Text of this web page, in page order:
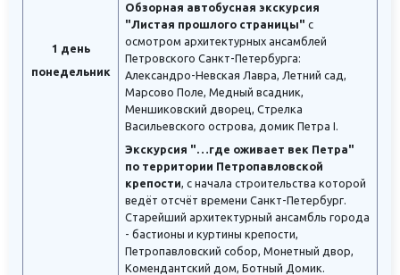
1 день
понедельник
Обзорная автобусная экскурсия
"Листая прошлого страницы" с
осмотром архитектурных ансамблей
Петровского Санкт-Петербурга:
Александро-Невская Лавра, Летний сад,
Марсово Поле, Медный всадник,
Меншиковский дворец, Стрелка
Васильевского острова, домик Петра I.
Экскурсия "…где оживает век Петра"
по территории Петропавловской
крепости, с начала строительства которой
ведёт отсчёт времени Санкт-Петербург.
Старейший архитектурный ансамбль города
- бастионы и куртины крепости,
Петропавловский собор, Монетный двор,
Комендантский дом, Ботный Домик.